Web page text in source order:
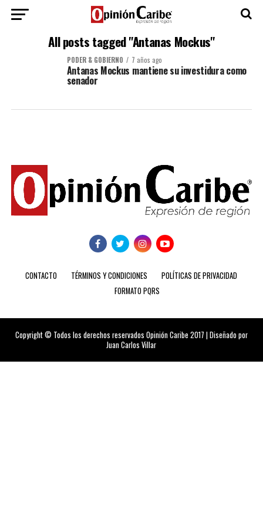
All posts tagged "Antanas Mockus"
PODER & GOBIERNO 7 años ago
Antanas Mockus mantiene su investidura como
senador
CONTACTO TÉRMINOS Y CONDICIONES
POLÍTICAS DE PRIVACIDAD
FORMATO PQRS
Copyright © Todos los derechos reservados Opinión Caribe 2017 | Diseñado por
Juan Carlos Villar